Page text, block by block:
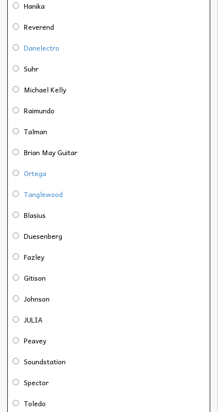
Hanika
Reverend
Danelectro
Suhr
Michael Kelly
Raimundo
Talman
Brian May Guitar
Ortega
Tanglewood
Blasius
Duesenberg
Fazley
Gitison
Johnson
JULIA
Peavey
Soundstation
Spector
Toledo